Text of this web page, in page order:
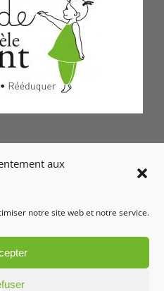
aux
notre site web et notre service.